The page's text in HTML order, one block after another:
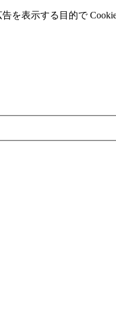
を表⽰する⽬的で